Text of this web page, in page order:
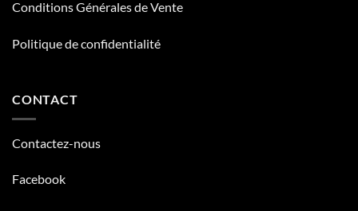
Conditions Générales de Vente
Politique de confidentialité
CONTACT
Contactez-nous
Facebook